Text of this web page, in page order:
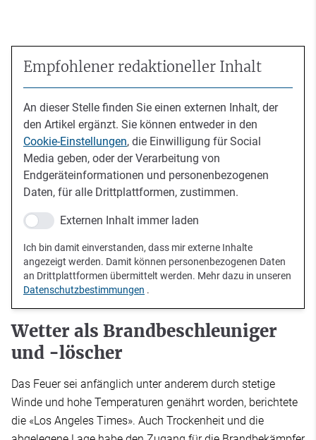
Empfohlener redaktioneller Inhalt
An dieser Stelle finden Sie einen externen Inhalt, der
den Artikel ergänzt. Sie können entweder in den
Cookie-Einstellungen, die Einwilligung für Social
Media geben, oder der Verarbeitung von
Endgeräteinformationen und personenbezogenen
Daten, für alle Drittplattformen, zustimmen.
Externen Inhalt immer laden
Ich bin damit einverstanden, dass mir externe Inhalte
angezeigt werden. Damit können personenbezogenen Daten
an Drittplattformen übermittelt werden. Mehr dazu in unseren
Datenschutzbestimmungen .
Wetter als Brandbeschleuniger
und -löscher
Das Feuer sei anfänglich unter anderem durch stetige
Winde und hohe Temperaturen genährt worden, berichtete
die «Los Angeles Times». Auch Trockenheit und die